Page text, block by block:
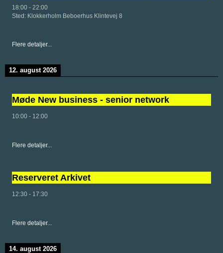
18:00 - 22:00
Sted: Klokkerholm Beboerhus Klintevej 8
Flere detaljer...
12. august 2026
Møde New business - senior network
10:00 - 12:00
Flere detaljer...
Reserveret Arkivet
12:30 - 17:30
Flere detaljer...
14. august 2026